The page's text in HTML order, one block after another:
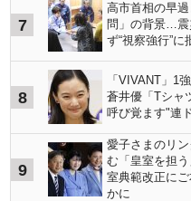
7
高市首相の早
問」の背景…震
ず“視察強行”
8
「VIVANT」1
蒼井優「Tシャ
呼び覚ます"連
9
愛子さまのリ
む「皇室を担
室典範改正に
かに